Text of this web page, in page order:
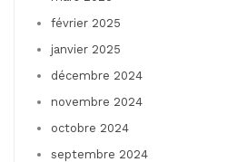
février 2025
janvier 2025
décembre 2024
novembre 2024
octobre 2024
septembre 2024